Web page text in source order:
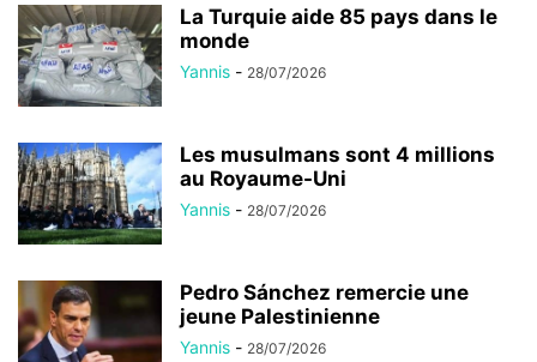
La Turquie aide 85 pays dans le
monde
Yannis - 28/07/2026
Les musulmans sont 4 millions
au Royaume-Uni
Yannis - 28/07/2026
Pedro Sánchez remercie une
jeune Palestinienne
Yannis - 28/07/2026